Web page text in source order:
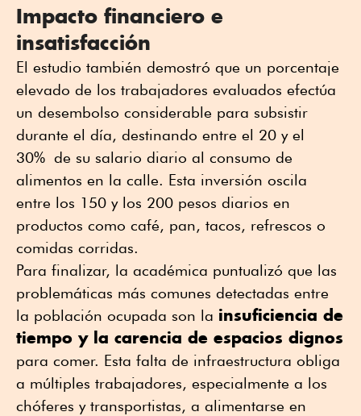
Impacto financiero e
insatisfacción
El estudio también demostró que un porcentaje
elevado de los trabajadores evaluados efectúa
un desembolso considerable para subsistir
durante el día, destinando entre el 20 y el
30% de su salario diario al consumo de
alimentos en la calle. Esta inversión oscila
entre los 150 y los 200 pesos diarios en
productos como café, pan, tacos, refrescos o
comidas corridas.
Para finalizar, la académica puntualizó que las
problemáticas más comunes detectadas entre
la población ocupada son la insuficiencia de
tiempo y la carencia de espacios dignos
para comer. Esta falta de infraestructura obliga
a múltiples trabajadores, especialmente a los
chóferes y transportistas, a alimentarse en